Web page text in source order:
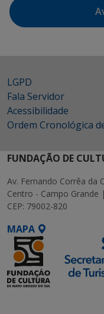
LGPD
Fala Servidor
Acessibilidade
Ordem Cronológica
FUNDAÇÃO DE
Av. Fernando Corrêa da
Centro - Campo Grande
CEP: 79002-820
MAPA